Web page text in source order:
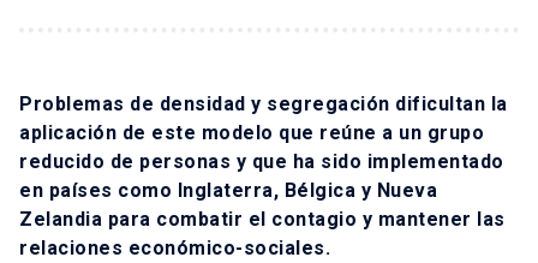
Problemas de densidad y segregación dificultan la
aplicación de este modelo que reúne a un grupo
reducido de personas y que ha sido implementado
en países como Inglaterra, Bélgica y Nueva
Zelandia para combatir el contagio y mantener las
relaciones económico-sociales.